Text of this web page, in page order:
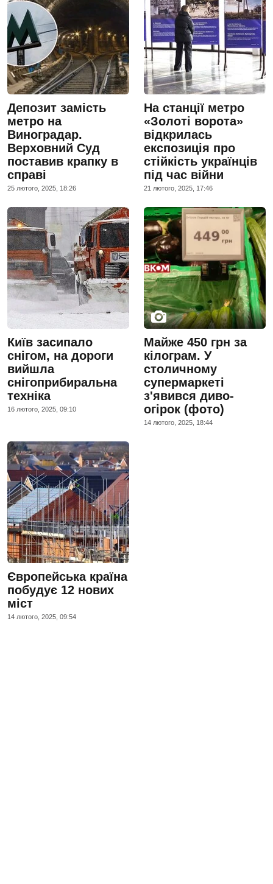
Депозит замість
метро на
Виноградар.
Верховний Суд
поставив крапку в
справі
25 лютого, 2025, 18:26
На станції метро
«Золоті ворота»
відкрилась
експозиція про
стійкість українців
під час війни
21 лютого, 2025, 17:46
Київ засипало
снігом, на дороги
вийшла
снігоприбиральна
техніка
16 лютого, 2025, 09:10
Майже 450 грн за
кілограм. У
столичному
супермаркеті
з'явився диво-
огірок (фото)
14 лютого, 2025, 18:44
Європейська країна
побудує 12 нових
міст
14 лютого, 2025, 09:54